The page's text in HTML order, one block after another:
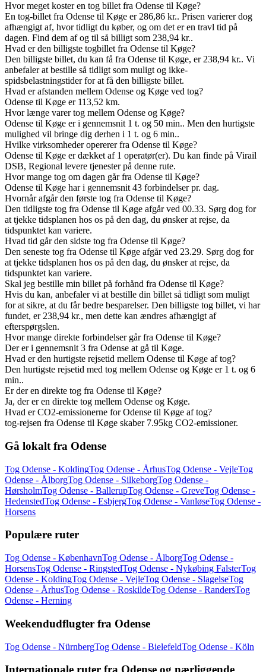
Hvor meget koster en tog billet fra Odense til Køge?
En tog-billet fra Odense til Køge er 286,86 kr.. Prisen varierer dog
afhængigt af, hvor tidligt du køber, og om det er en travl tid på
dagen. Find dem af og til så billigt som 238,94 kr..
Hvad er den billigste togbillet fra Odense til Køge?
Den billigste billet, du kan få fra Odense til Køge, er 238,94 kr.. Vi
anbefaler at bestille så tidligt som muligt og ikke-
spidsbelastningstider for at få den billigste billet.
Hvad er afstanden mellem Odense og Køge ved tog?
Odense til Køge er 113,52 km.
Hvor længe varer tog mellem Odense og Køge?
Odense til Køge er i gennemsnit 1 t. og 50 min.. Men den hurtigste
mulighed vil bringe dig derhen i 1 t. og 6 min..
Hvilke virksomheder opererer fra Odense til Køge?
Odense til Køge er dækket af 1 operatør(er). Du kan finde på Virail
DSB, Regional levere tjenester på denne rute.
Hvor mange tog om dagen går fra Odense til Køge?
Odense til Køge har i gennemsnit 43 forbindelser pr. dag.
Hvornår afgår den første tog fra Odense til Køge?
Den tidligste tog fra Odense til Køge afgår ved 00.33. Sørg dog for
at tjekke tidsplanen hos os på den dag, du ønsker at rejse, da
tidspunktet kan variere.
Hvad tid går den sidste tog fra Odense til Køge?
Den seneste tog fra Odense til Køge afgår ved 23.29. Sørg dog for
at tjekke tidsplanen hos os på den dag, du ønsker at rejse, da
tidspunktet kan variere.
Skal jeg bestille min billet på forhånd fra Odense til Køge?
Hvis du kan, anbefaler vi at bestille din billet så tidligt som muligt
for at sikre, at du får bedre besparelser. Den billigste tog billet, vi har
fundet, er 238,94 kr., men dette kan ændres afhængigt af
efterspørgslen.
Hvor mange direkte forbindelser går fra Odense til Køge?
Der er i gennemsnit 3 fra Odense at gå til Køge.
Hvad er den hurtigste rejsetid mellem Odense til Køge af tog?
Den hurtigste rejsetid med tog mellem Odense og Køge er 1 t. og 6
min..
Er der en direkte tog fra Odense til Køge?
Ja, der er en direkte tog mellem Odense og Køge.
Hvad er CO2-emissionerne for Odense til Køge af tog?
tog-rejsen fra Odense til Køge skaber 7.95kg CO2-emissioner.
Gå lokalt fra Odense
Tog Odense - KoldingTog Odense - ÅrhusTog Odense - VejleTog
Odense - ÅlborgTog Odense - SilkeborgTog Odense -
HørsholmTog Odense - BallerupTog Odense - GreveTog Odense -
HedenstedTog Odense - EsbjergTog Odense - VanløseTog Odense -
Horsens
Populære ruter
Tog Odense - KøbenhavnTog Odense - ÅlborgTog Odense -
HorsensTog Odense - RingstedTog Odense - Nykøbing FalsterTog
Odense - KoldingTog Odense - VejleTog Odense - SlagelseTog
Odense - ÅrhusTog Odense - RoskildeTog Odense - RandersTog
Odense - Herning
Weekendudflugter fra Odense
Tog Odense - NürnbergTog Odense - BielefeldTog Odense - Köln
Internationale ruter fra Odense og nærliggende